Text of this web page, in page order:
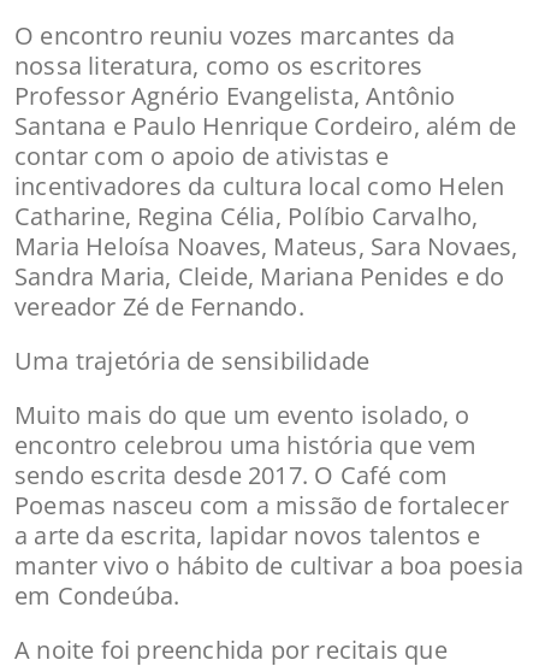
O encontro reuniu vozes marcantes da
nossa literatura, como os escritores
Professor Agnério Evangelista, Antônio
Santana e Paulo Henrique Cordeiro, além de
contar com o apoio de ativistas e
incentivadores da cultura local como Helen
Catharine, Regina Célia, Políbio Carvalho,
Maria Heloísa Noaves, Mateus, Sara Novaes,
Sandra Maria, Cleide, Mariana Penides e do
vereador Zé de Fernando.
Uma trajetória de sensibilidade
Muito mais do que um evento isolado, o
encontro celebrou uma história que vem
sendo escrita desde 2017. O Café com
Poemas nasceu com a missão de fortalecer
a arte da escrita, lapidar novos talentos e
manter vivo o hábito de cultivar a boa poesia
em Condeúba.
A noite foi preenchida por recitais que